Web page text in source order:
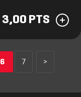
3,00 PTS
6 7 >